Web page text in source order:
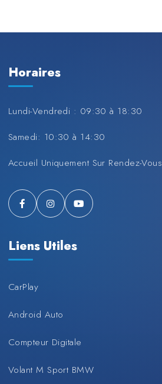
Horaires
Lundi-Vendredi : 09:30 à 18:30
Samedi: 10:30 à 14:30
Accueil Uniquement Sur Rendez-Vous
Liens Utiles
CarPlay
Android Auto
Compteur Digitale
Volant M Sport BMW